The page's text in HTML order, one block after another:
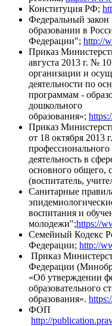
Конституция РФ;
Федеральный
образовании в
Федерации"; http://
Приказ
августа 2013 г. №
организации и
деятельности по
программам -
дошкольного
образования»;
Приказ
от 18 октября
профессионального
деятельность в
основного общего,
(воспитатель,
Санитарные
воспитания и
молодежи";https://
Семейный Кодекс
Федерации; http://
Приказ
Федерации
«Об утверждении
образовательного
образования».
ФОП
http://